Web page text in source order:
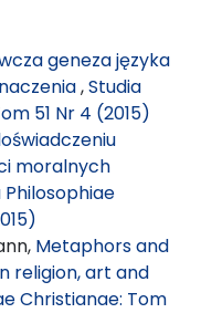
geneza języka
,Studia
51 Nr 4 (2015)
moralnych
Philosophiae
Metaphors and
religion, art and
Christianae: Tom